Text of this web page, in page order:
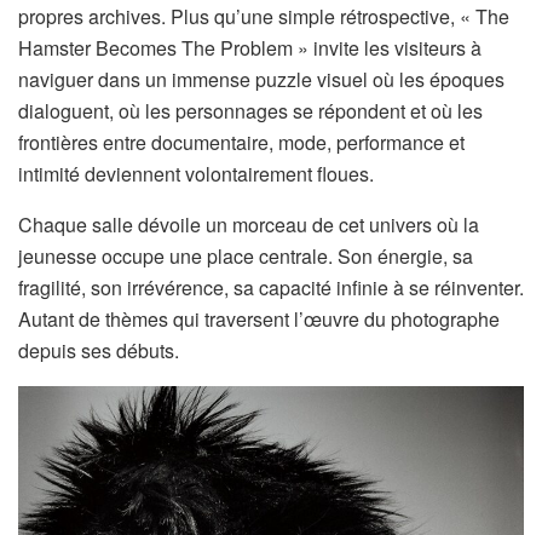
propres archives. Plus qu’une simple rétrospective, « The
Hamster Becomes The Problem » invite les visiteurs à
naviguer dans un immense puzzle visuel où les époques
dialoguent, où les personnages se répondent et où les
frontières entre documentaire, mode, performance et
intimité deviennent volontairement floues.
Chaque salle dévoile un morceau de cet univers où la
jeunesse occupe une place centrale. Son énergie, sa
fragilité, son irrévérence, sa capacité infinie à se réinventer.
Autant de thèmes qui traversent l’œuvre du photographe
depuis ses débuts.